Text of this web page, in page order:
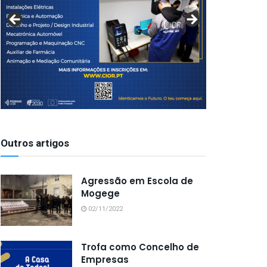
Outros artigos
Agressão em Escola de
Mogege
02/11/2022
Trofa como Concelho de
Empresas